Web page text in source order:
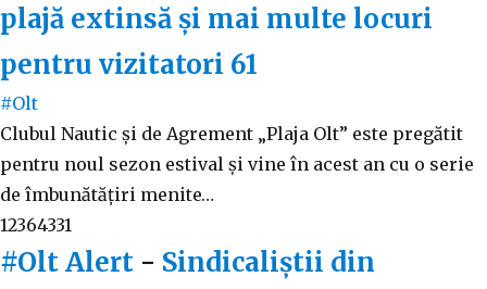
plajă extinsă și mai multe locuri
pentru vizitatori 61
#Olt
Clubul Nautic și de Agrement „Plaja Olt” este pregătit
pentru noul sezon estival și vine în acest an cu o serie
de îmbunătățiri menite…
12364331
#Olt Alert - Sindicaliștii din